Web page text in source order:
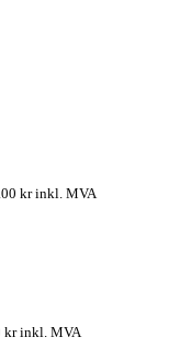
krinkl. MVA
krinkl. MVA